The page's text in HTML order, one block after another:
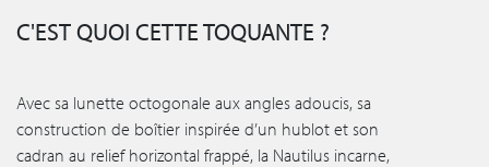
C'EST QUOI CETTE TOQUANTE ?
Avec sa lunette octogonale aux angles adoucis, sa
construction de boîtier inspirée d’un hublot et son
cadran au relief horizontal frappé, la Nautilus incarne,